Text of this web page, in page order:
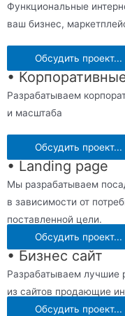
Функциональные
ваш бизнес,
Обсудить проект...
•
Разрабатываем
и масштаба
Обсудить проект...
• Landing page
Мы разрабатываем
в зависимости от
поставленной цели.
Обсудить проект...
• Бизнес сайт
Разрабатываем лучшие
из сайтов продающие
Обсудить проект...